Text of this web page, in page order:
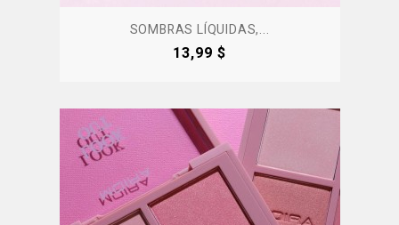
SOMBRAS LÍQUIDAS,...
Precio
13,99 $